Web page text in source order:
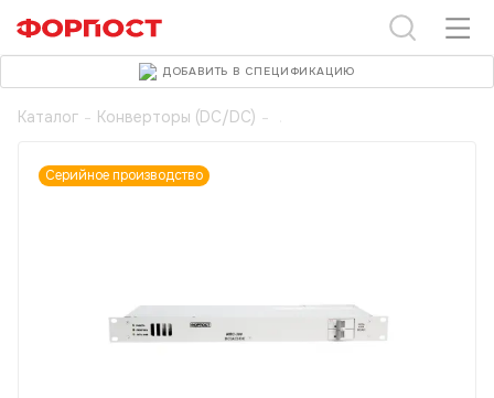
Каталог - Конверторы (DC/DC) -
Серийное производство
ДОБАВИТЬ В СПЕЦИФИКАЦИЮ